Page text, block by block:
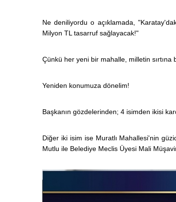
Ne deniliyordu o açıklamada,
Milyon TL tasarruf sağlayacak!"
Çünkü her yeni bir mahalle, milletin sırtına
Yeniden konumuza dönelim!
Başkanın gözdelerinden; 4 isimden ikisi
Diğer iki isim ise Muratlı Mahallesi'nin
Mutlu ile Belediye Meclis Üyesi Mali